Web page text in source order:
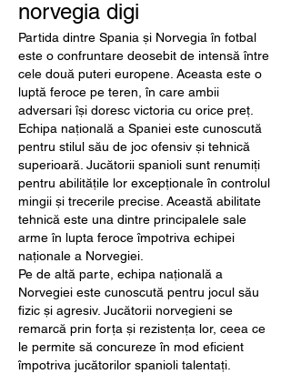
norvegia digi
Partida dintre Spania și Norvegia în fotbal
este o confruntare deosebit de intensă între
cele două puteri europene. Aceasta este o
luptă feroce pe teren, în care ambii
adversari își doresc victoria cu orice preț.
Echipa națională a Spaniei este cunoscută
pentru stilul său de joc ofensiv și tehnică
superioară. Jucătorii spanioli sunt renumiți
pentru abilitățile lor excepționale în controlul
mingii și trecerile precise. Această abilitate
tehnică este una dintre principalele sale
arme în lupta feroce împotriva echipei
naționale a Norvegiei.
Pe de altă parte, echipa națională a
Norvegiei este cunoscută pentru jocul său
fizic și agresiv. Jucătorii norvegieni se
remarcă prin forța și rezistența lor, ceea ce
le permite să concureze în mod eficient
împotriva jucătorilor spanioli talentați.